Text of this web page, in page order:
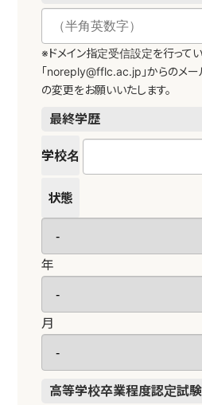
※ドメイン指定受信設定を行って
「noreply@fflc.ac.jp」からのメ
の変更をお願いいたします。
最終学歴
学校名
状態
年
月
高等学校卒業程度認定試験